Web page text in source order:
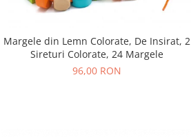
Margele din Lemn Colorate, De Insirat, 2
Sireturi Colorate, 24 Margele
96,00 RON